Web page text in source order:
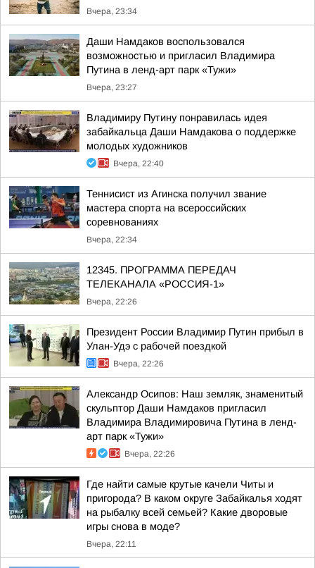
Вчера, 23:34
Даши Намдаков воспользовался
возможностью и пригласил Владимира
Путина в ленд-арт парк «Тужи»
Вчера, 23:27
Владимиру Путину понравилась идея
забайкальца Даши Намдакова о поддержке
молодых художников
Вчера, 22:40
Теннисист из Агинска получил звание
мастера спорта на всероссийских
соревнованиях
Вчера, 22:34
12345. ПРОГРАММА ПЕРЕДАЧ
ТЕЛЕКАНАЛА «РОССИЯ-1»
Вчера, 22:26
Президент России Владимир Путин прибыл в
Улан-Удэ с рабочей поездкой
Вчера, 22:26
Александр Осипов: Наш земляк, знаменитый
скульптор Даши Намдаков пригласил
Владимира Владимировича Путина в ленд-
арт парк «Тужи»
Вчера, 22:26
Где найти самые крутые качели Читы и
пригорода? В каком округе Забайкалья ходят
на рыбалку всей семьей? Какие дворовые
игры снова в моде?
Вчера, 22:11